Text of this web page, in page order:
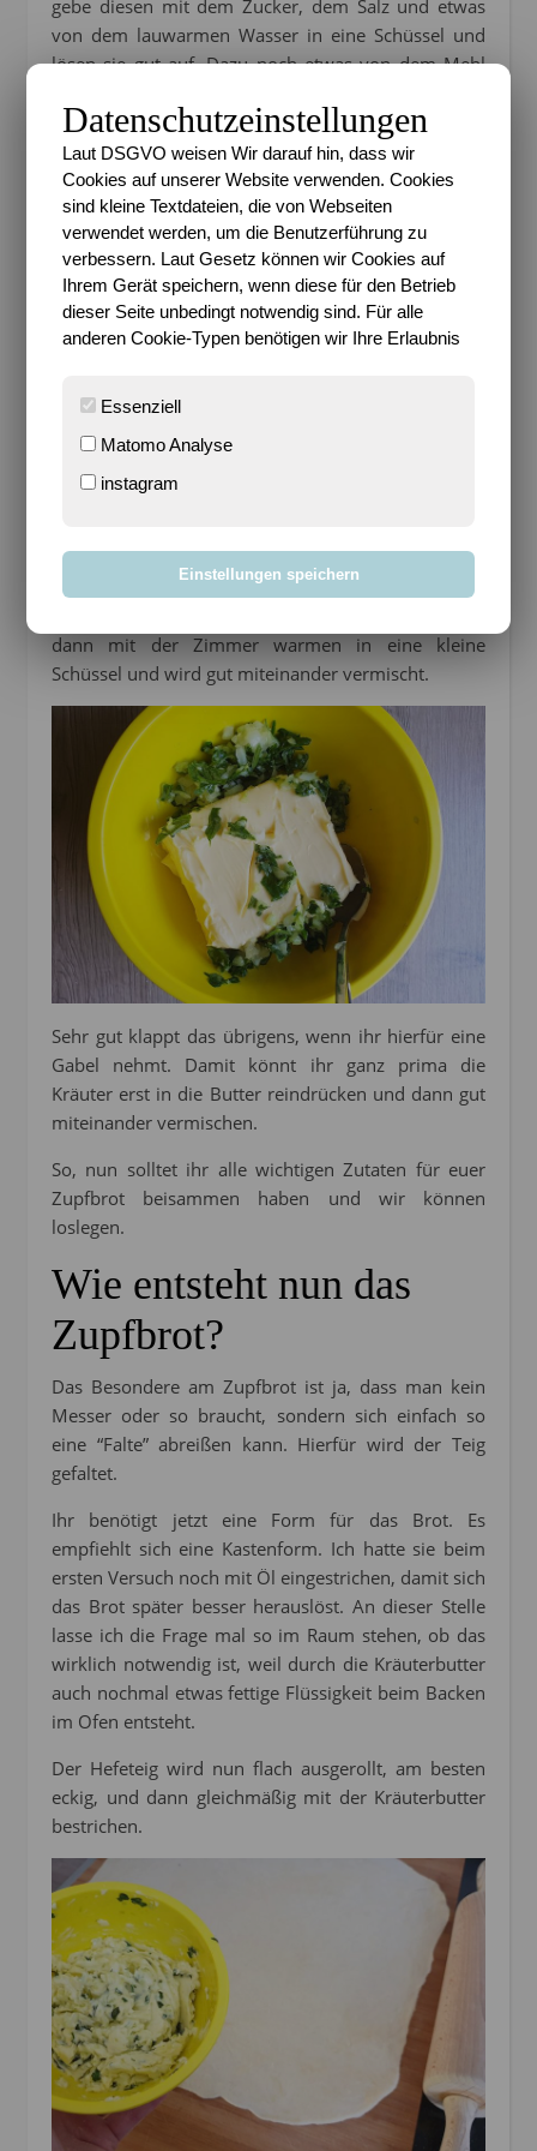
gebe diesen mit dem Zucker, dem Salz und etwas
von dem lauwarmen Wasser in eine Schüssel und
lösen sie gut auf. Dazu noch etwas von dem Mehl
Anschließend schütten wir diese Mischung
zusammen mit dem restlichen lauwarmen Wasser
und dem Mehl in eine große Schüssel und kneten
den Teig, bis eine schöne, geschmeidige Teigmasse
entsteht, die nicht an den Fingern kleben bleibt.
Notfalls nochmal mit Wasser (wenn zu trocken) oder
Mehl (wenn zu klebrig) etwas nachjustieren. Nun
muss der Teig ruhen, damit er aufgehen kann. 30
Inzwischen zaubern wir
leckere Kräuterbutter!
ganz klein gehakt. Die Kräuter gut waschen und
ebenfalls ganz fein hacken. Wenn ihr so einen
dann mit der Zimmer warmen in eine kleine
Schüssel und wird gut miteinander vermischt.
Sehr gut klappt das übrigens, wenn ihr hierfür eine
Gabel nehmt. Damit könnt ihr ganz prima die
Kräuter erst in die Butter reindrücken und dann gut
miteinander vermischen.
So, nun solltet ihr alle wichtigen Zutaten für euer
Zupfbrot beisammen haben und wir können
loslegen.
Wie entsteht nun das
Zupfbrot?
Das Besondere am Zupfbrot ist ja, dass man kein
Messer oder so braucht, sondern sich einfach so
eine “Falte” abreißen kann. Hierfür wird der Teig
gefaltet.
Ihr benötigt jetzt eine Form für das Brot. Es
empfiehlt sich eine Kastenform. Ich hatte sie beim
ersten Versuch noch mit Öl eingestrichen, damit sich
das Brot später besser herauslöst. An dieser Stelle
lasse ich die Frage mal so im Raum stehen, ob das
wirklich notwendig ist, weil durch die Kräuterbutter
auch nochmal etwas fettige Flüssigkeit beim Backen
im Ofen entsteht.
Der Hefeteig wird nun flach ausgerollt, am besten
eckig, und dann gleichmäßig mit der Kräuterbutter
bestrichen.
Datenschutzeinstellungen
Laut DSGVO weisen Wir darauf hin, dass wir
Cookies auf unserer Website verwenden. Cookies
sind kleine Textdateien, die von Webseiten
verwendet werden, um die Benutzerführung zu
verbessern. Laut Gesetz können wir Cookies auf
Ihrem Gerät speichern, wenn diese für den Betrieb
dieser Seite unbedingt notwendig sind. Für alle
anderen Cookie-Typen benötigen wir Ihre Erlaubnis
Essenziell
Matomo Analyse
instagram
Einstellungen speichern